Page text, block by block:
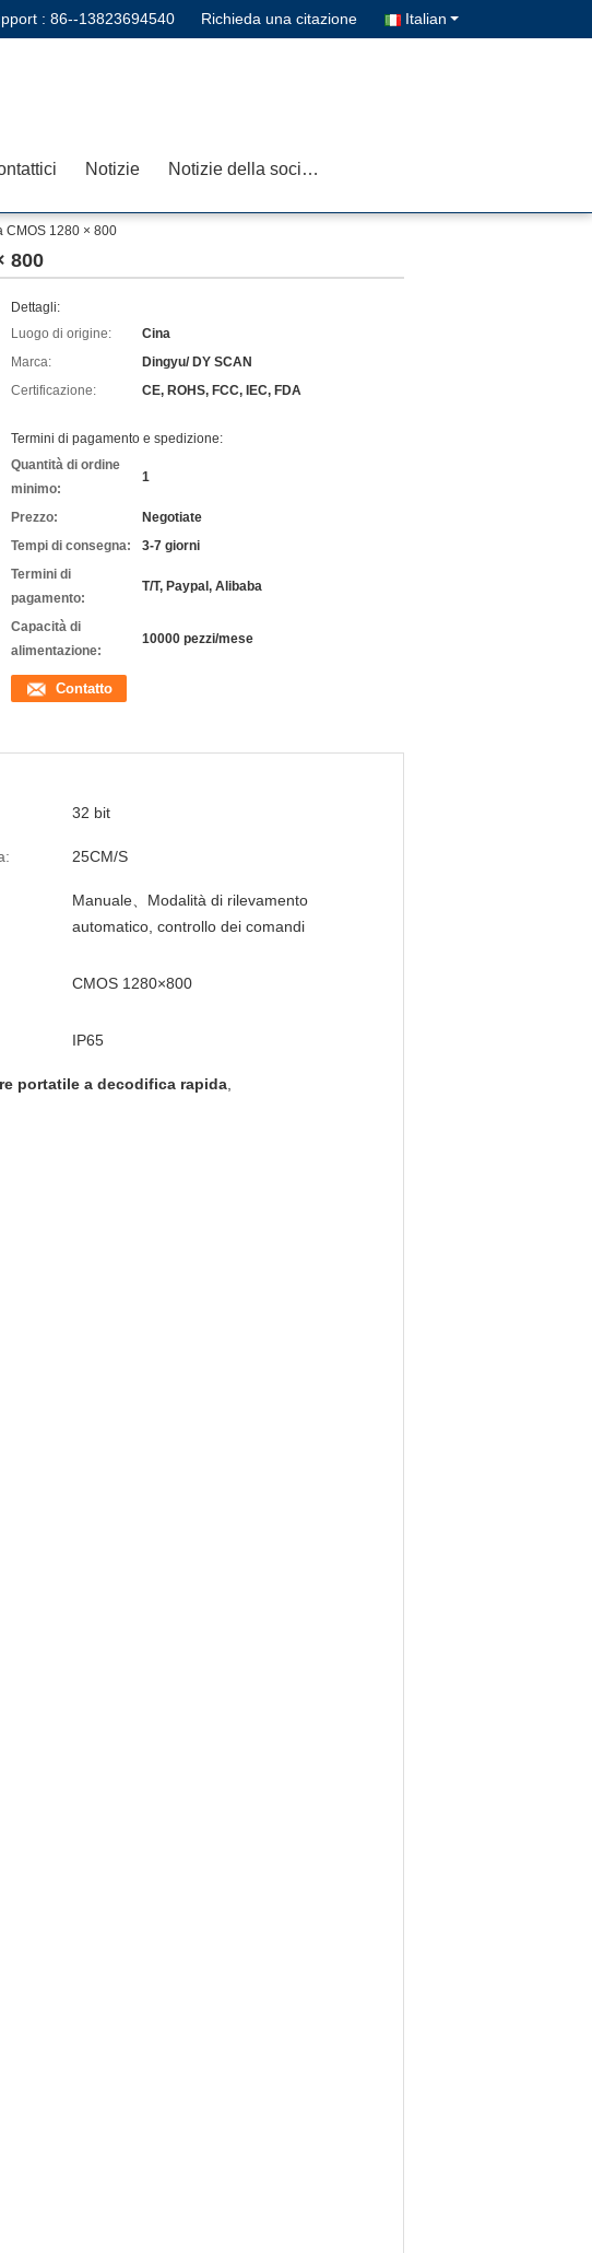
: 86--13823694540 Richieda una citazione Italian
Notizie Notizie della società
CMOS 1280 × 800
800
Dettagli:
Luogo di origine:
Cina
Marca:
Dingyu/ DY SCAN
Certificazione:
CE, ROHS, FCC, IEC, FDA
Termini di pagamento e spedizione:
Quantità di ordine
minimo:
1
Prezzo:
Negotiate
Tempi di consegna:
3-7 giorni
Termini di
pagamento:
T/T, Paypal, Alibaba
Capacità di
alimentazione:
10000 pezzi/mese
Contatto
32 bit
25CM/S
Manuale、Modalità di rilevamento
automatico, controllo dei comandi
CMOS 1280×800
IP65
portatile a decodifica rapida